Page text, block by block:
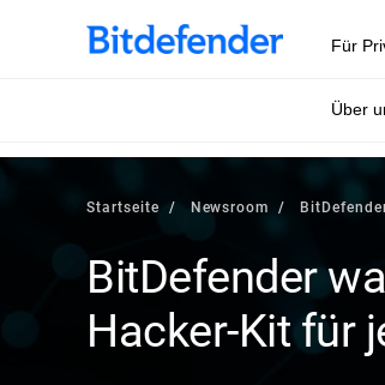
Für
Über
Startseite Newsroom
BitDefender
Hacker-Kit für